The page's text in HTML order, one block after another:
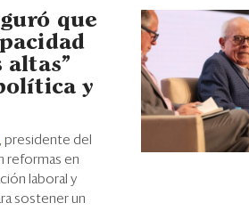
que
altas”
y
, presidente del
reformas en
laboral y
sostener un